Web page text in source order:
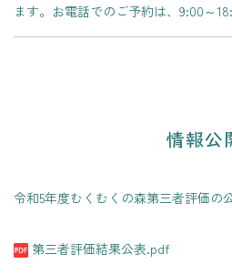
ます。お電話でのご予約は、9:00～
情報公
令和5年度むくむくの森第三者評価の
第三者評価結果公表.pdf